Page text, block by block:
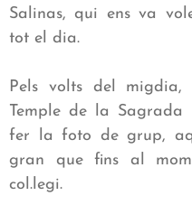
Salinas, qui ens va
tot el dia.
Pels volts del
Temple de la
fer la foto de grup,
gran que fins al
col.legi.